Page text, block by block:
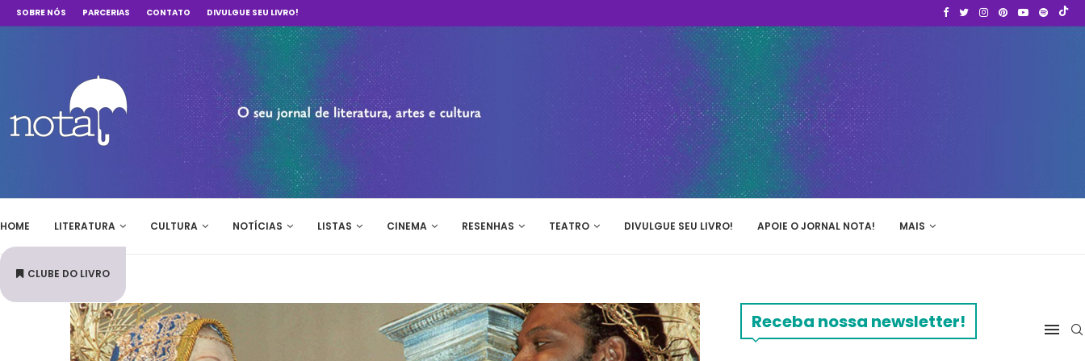
SOBRE NÓS PARCERIAS CONTATO DIVULGUE SEU LIVRO!
HOME LITERATURA CULTURA NOTÍCIAS LISTAS CINEMA RESENHAS TEATRO DIVULGUE SEU LIVRO! APOIE O JORNAL NOTA! MAIS
CLUBE DO LIVRO
Receba nossa newsletter!